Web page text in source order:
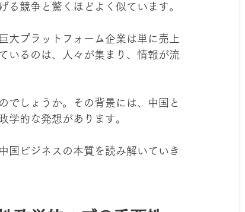
る競争と驚くほどよく似ています。
大プラットフォーム企業は単に売上
いるのは、人々が集まり、情報が流
でしょうか。その背景には、中国と
学的な発想があります。
国ビジネスの本質を読み解いていき